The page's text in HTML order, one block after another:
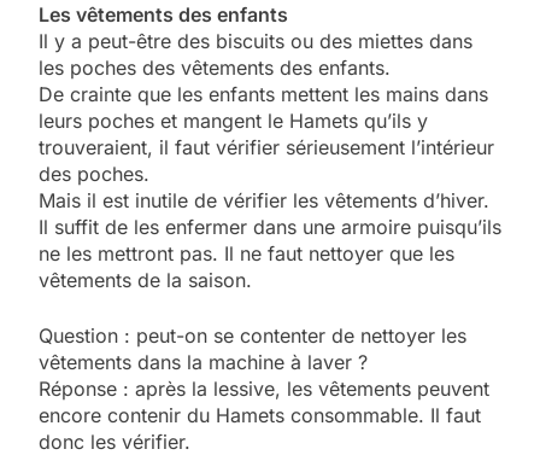
Les vêtements des enfants
Il y a peut-être des biscuits ou des miettes dans
les poches des vêtements des enfants.
De crainte que les enfants mettent les mains dans
leurs poches et mangent le Hamets qu’ils y
trouveraient, il faut vérifier sérieusement l’intérieur
des poches.
Mais il est inutile de vérifier les vêtements d’hiver.
Il suffit de les enfermer dans une armoire puisqu’ils
ne les mettront pas. Il ne faut nettoyer que les
vêtements de la saison.
Question : peut-on se contenter de nettoyer les
vêtements dans la machine à laver ?
Réponse : après la lessive, les vêtements peuvent
encore contenir du Hamets consommable. Il faut
donc les vérifier.